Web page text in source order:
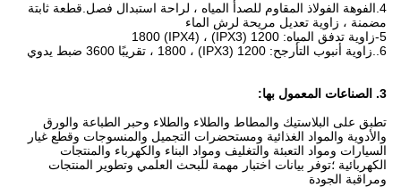
4.الفوهة الفولاذ المقاوم للصدأ المياه ، لراحة استبدال فصل.قطعة ثابتة
مضمنة ، زاوية تعديل مريحة لرش الماء
5-زاوية تدفق المياه: 1200 (IPX3) ، 1800 (IPX4)
6..زاوية أنبوب التأرجح: 1200 (IPX3) ، 1800 ، تقريبًا 3600 ضبط يدوي
3. الصناعات المعمول بها
:
تطبق على البلاستيك والمطاط والطلاء والطلاء وحبر الطباعة والورق
والأدوية والمواد الغذائية ومستحضرات التجميل والمنسوجات وقطع غيار
السيارات ومواد التعبئة والتغليف ومواد البناء والكهرباء والمنتجات
الكهربائية ؛توفر بيانات اختبار مهمة للبحث العلمي وتطوير المنتجات
ومراقبة الجودة